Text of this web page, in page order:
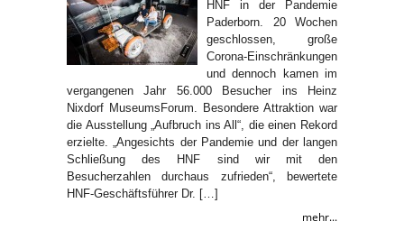
HNF in der Pandemie
Paderborn. 20 Wochen
geschlossen, große
Corona-Einschränkungen
und dennoch kamen im
vergangenen Jahr 56.000 Besucher ins Heinz
Nixdorf MuseumsForum. Besondere Attraktion war
die Ausstellung „Aufbruch ins All“, die einen Rekord
erzielte. „Angesichts der Pandemie und der langen
Schließung des HNF sind wir mit den
Besucherzahlen durchaus zufrieden“, bewertete
HNF-Geschäftsführer Dr. […]
mehr...